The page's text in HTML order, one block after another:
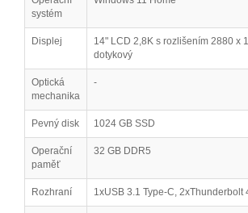
systém
Displej
14" LCD 2,8K s rozlišením 2880 x
dotykový
Optická
mechanika
-
Pevný disk 1024 GB SSD
Operační
paměť
32 GB DDR5
Rozhraní 1xUSB 3.1 Type-C, 2xThunderbolt